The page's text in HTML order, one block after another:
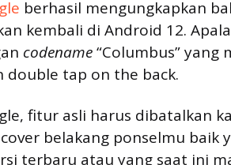
berhasil mengungkapkan
kembali di Android 12.
codename“Columbus”
double tap on the back.
fitur asli harus dibatalkan
belakang ponselmu baik
terbaru atau yang saat ini